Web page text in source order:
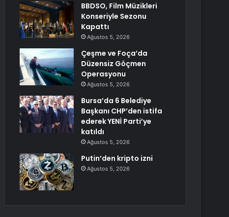
BBDSO, Film Müzikleri
Konseriyle Sezonu
Kapattı
Ağustos 5, 2026
Çeşme ve Foça’da
Düzensiz Göçmen
Operasyonu
Ağustos 5, 2026
Bursa’da 6 Belediye
Başkanı CHP’den istifa
ederek YENİ Parti’ye
katıldı
Ağustos 5, 2026
Putin’den kripto izni
Ağustos 5, 2026